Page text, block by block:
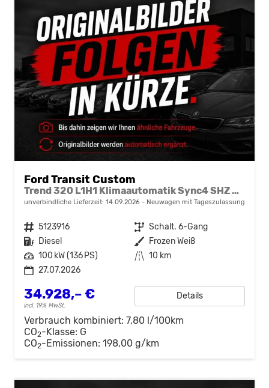
Ford Transit Custom
Trend 320 L1H1 Klimaautomatik Sync4 SHZ 2 x Einparkhilfe Kamera 5JG
unverbindliche Lieferzeit: 14.09.2026 Neuwagen mit Tageszulassung
Fahrzeugnr. 5123916 Getriebe Schalt. 6-Gang
Kraftstoff Diesel Außenfarbe Frozen Weiß
Leistung 100 kW (136 PS) Kilometerstand 10 km
27.07.2026
34.928,– €
incl. 19% MwSt.
Details
Verbrauch kombiniert: 7,80 l/100km
CO2-Klasse: G
CO2-Emissionen: 198,00 g/km